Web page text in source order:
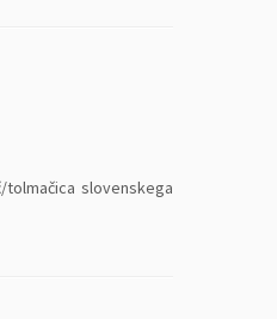
slovenskega